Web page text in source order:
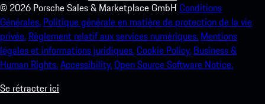
© 2026 Porsche Sales & Marketplace GmbH Conditions
Générales. Politique générale en matière de protection de la vie
privée. Règlement relatif aux services numériques. Mentions
légales et informations juridiques.Cookie Policy. Business &
Human Rights.Accessibility.Open Source Software Notice.
Se rétracter ici